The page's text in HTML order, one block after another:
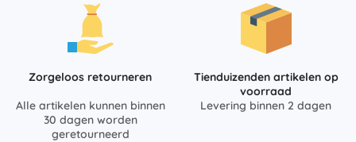
Zorgeloos retourneren
Alle artikelen kunnen binnen
30 dagen worden
geretourneerd
Tienduizenden artikelen op
voorraad
Levering binnen 2 dagen